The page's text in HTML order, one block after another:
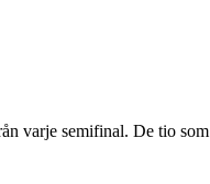
varje semifinal. De tio som